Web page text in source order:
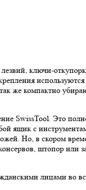
ключи-
же компактно
SwissTool. Это
ящик с
Но, в скором
штопор или
лицами во